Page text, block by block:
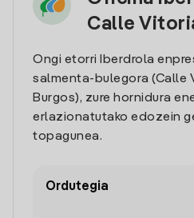
Calle
Ongi etorri Iberdrola
salmenta-bulegora (Calle
Burgos), zure hornidura
erlazionatutako edozein
topagunea.
Ordutegia